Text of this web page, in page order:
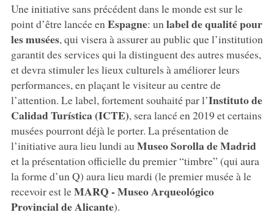
Une initiative sans précédent dans le monde est sur le
point d’être lancée en Espagne: un label de qualité pour
les musées, qui visera à assurer au public que l’institution
garantit des services qui la distinguent des autres musées,
et devra stimuler les lieux culturels à améliorer leurs
performances, en plaçant le visiteur au centre de
l’attention. Le label, fortement souhaité par l’Instituto de
Calidad Turística (ICTE), sera lancé en 2019 et certains
musées pourront déjà le porter. La présentation de
l’initiative aura lieu lundi au Museo Sorolla de Madrid
et la présentation officielle du premier “timbre” (qui aura
la forme d’un Q) aura lieu mardi (le premier musée à le
recevoir est leMARQ - Museo Arqueológico
Provincial de Alicante).